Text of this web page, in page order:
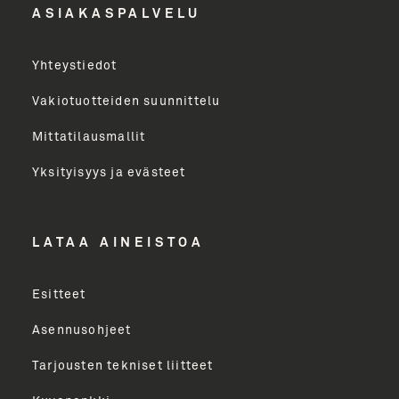
Yritys
LÄHETÄ
ASIAKASPALVELU
Yhteystiedot
Vakiotuotteiden suunnittelu
Mittatilausmallit
Yksityisyys ja evästeet
LATAA AINEISTOA
Esitteet
Asennusohjeet
Tarjousten tekniset liitteet